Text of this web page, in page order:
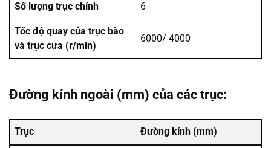
Số lượng trục chính 6
Tốc độ quay của trục bào
và trục cưa (r/min)
6000/ 4000
Đường kính ngoài (mm) của các trục:
Trục Đường kính (mm)